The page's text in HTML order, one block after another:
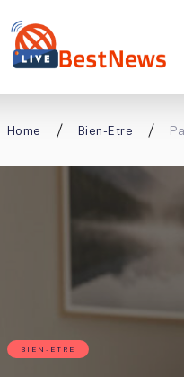
Home Bien-Etre
BIEN-ETRE